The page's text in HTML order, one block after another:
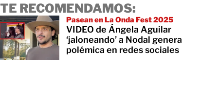
TE RECOMENDAMOS:
Pasean en La Onda Fest 2025
VIDEO de Ángela Aguilar
‘jaloneando’ a Nodal genera
polémica en redes sociales